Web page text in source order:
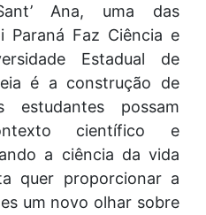
Ana, uma das
Paraná Faz Ciência e
Estadual de
é a construção de
estudantes possam
científico e
a ciência da vida
quer proporcionar a
um novo olhar sobre